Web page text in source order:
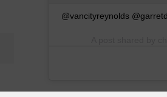
@vancityreynolds